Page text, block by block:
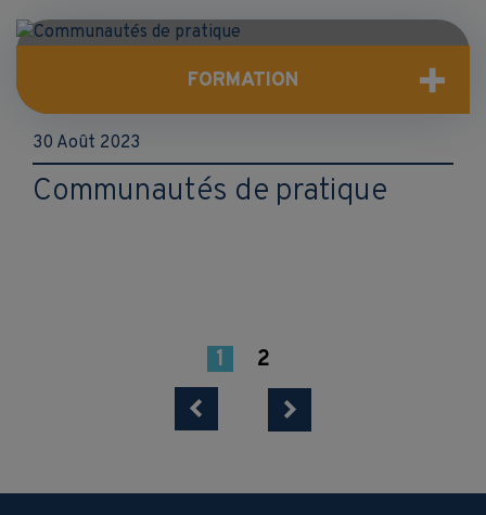
FORMATION
30 Août 2023
Communautés de pratique
1 2